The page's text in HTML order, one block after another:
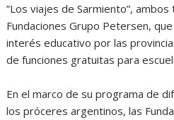
”Los viajes de Sarmiento”,
Fundaciones Grupo Petersen,
interés educativo por las
de funciones gratuitas para
En el marco de su programa de
los próceres argentinos, las